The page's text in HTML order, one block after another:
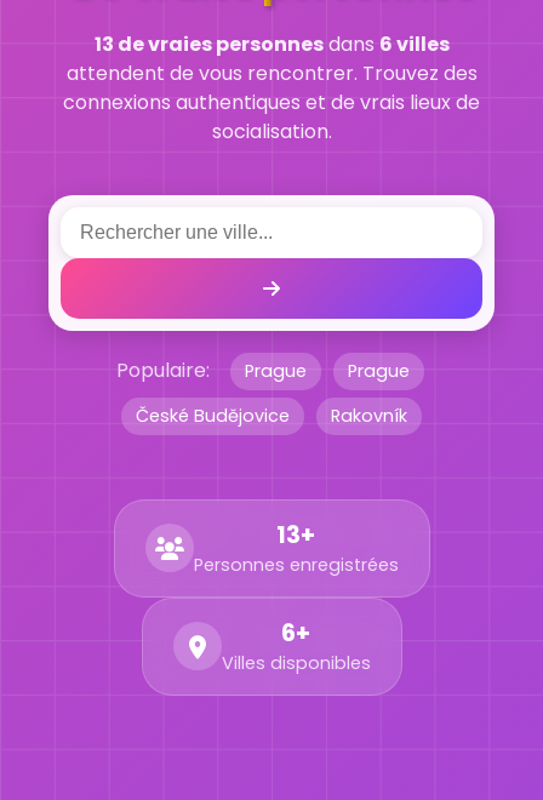
13 de vraies personnesdans 6 villes
attendent de vous rencontrer. Trouvez des
connexions authentiques et de vrais lieux de
socialisation.
Populaire: Prague
Prague
České Budějovice
Rakovník
13+
Personnes enregistrées
6+
Villes disponibles